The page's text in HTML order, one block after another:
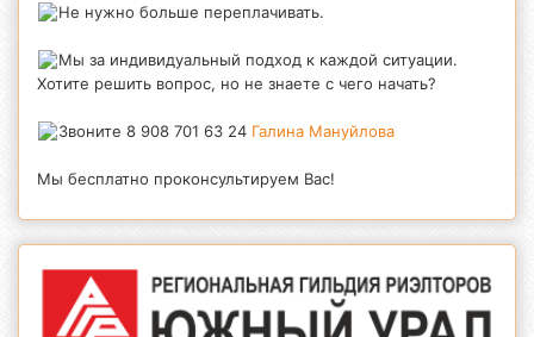
Не нужно больше переплачивать.
Мы за индивидуальный подход к каждой ситуации.
Хотите решить вопрос, но не знаете с чего начать?
Звоните 8 908 701 63 24 Галина Мануйлова
Мы бесплатно проконсультируем Вас!